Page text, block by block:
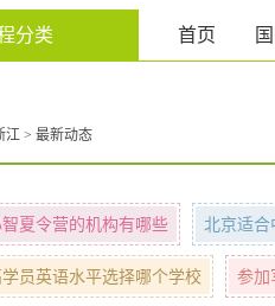
分类 首页
江 > 最新动态
夏令营的机构有哪些 北京适合
员英语水平选择哪个学校 参加